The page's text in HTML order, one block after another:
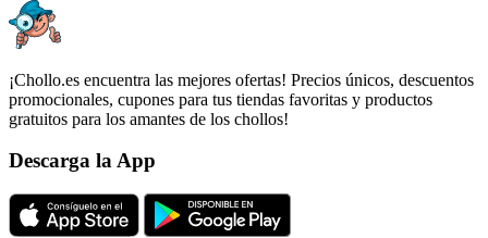
¡Chollo.es encuentra las mejores ofertas! Precios únicos, descuentos
promocionales, cupones para tus tiendas favoritas y productos
gratuitos para los amantes de los chollos!
Descarga la App